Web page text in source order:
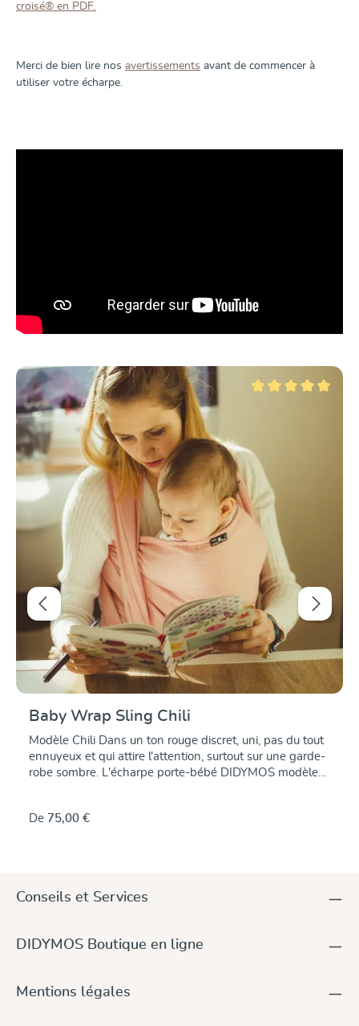
croisé® en PDF.
Merci de bien lire nos avertissements avant de commencer à
utiliser votre écharpe.
Ignorer la galerie de produits
Baby Wrap Sling Chili
Modèle Chili Dans un ton rouge discret, uni, pas du tout
ennuyeux et qui attire l'attention, surtout sur une garde-
robe sombre. L'écharpe porte-bébé DIDYMOS modèle
avantageux des modèles standard : Tissé fermement,
dès le début Coton de la meilleure qualité, kbA Couleurs
naissance et pendant toute la durée du portage.
De 75,00 €
Conseils et Services
DIDYMOS Boutique en ligne
Mentions légales